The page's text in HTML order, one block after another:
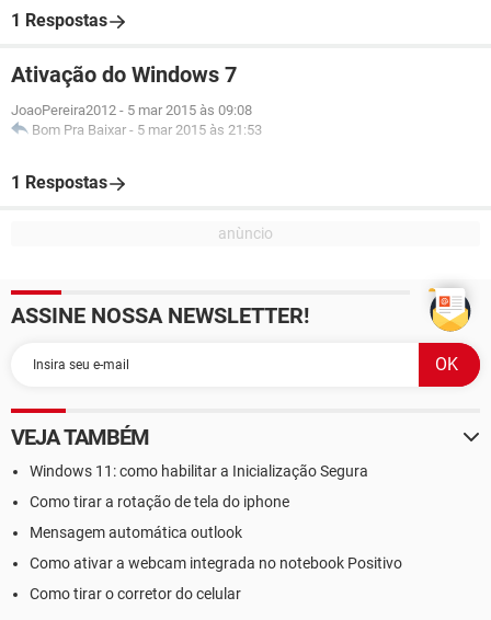
1 Respostas
Ativação do Windows 7
JoaoPereira2012 - 5 mar 2015 às 09:08
Bom Pra Baixar - 5 mar 2015 às 21:53
1 Respostas
ASSINE NOSSA NEWSLETTER!
VEJA TAMBÉM
Windows 11: como habilitar a Inicialização Segura
Como tirar a rotação de tela do iphone
Mensagem automática outlook
Como ativar a webcam integrada no notebook Positivo
Como tirar o corretor do celular